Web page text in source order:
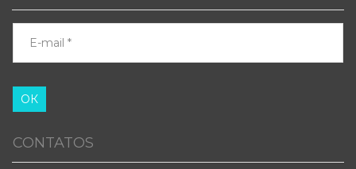
ОК
CONTATOS